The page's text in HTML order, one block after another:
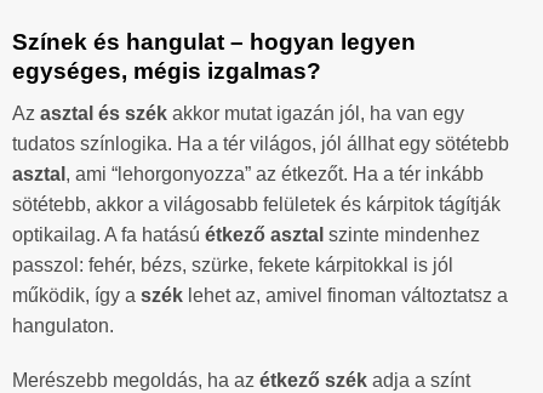
Színek és hangulat – hogyan legyen
egységes, mégis izgalmas?
Az asztal és szék akkor mutat igazán jól, ha van egy
tudatos színlogika. Ha a tér világos, jól állhat egy sötétebb
asztal , ami “lehorgonyozza” az étkezőt. Ha a tér inkább
sötétebb, akkor a világosabb felületek és kárpitok tágítják
optikailag. A fa hatású étkező asztal szinte mindenhez
passzol: fehér, bézs, szürke, fekete kárpitokkal is jól
működik, így a szék lehet az, amivel finoman változtatsz a
hangulaton.
Merészebb megoldás, ha az étkező szék adja a színt